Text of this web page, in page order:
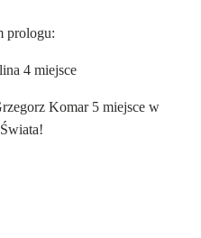
prologu:
4 miejsce
Komar 5 miejsce w